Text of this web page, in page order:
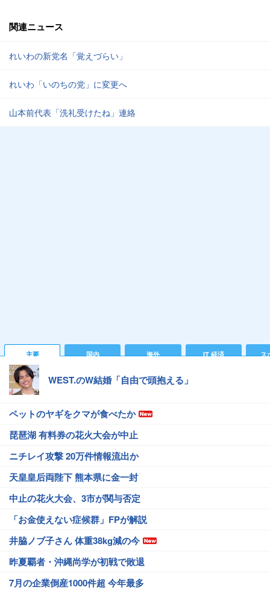
関連ニュース
れいわの新党名「覚えづらい」
れいわ「いのちの党」に変更へ
山本前代表「洗礼受けたね」連絡
主要 国内 海外 IT 経済 ス
WEST.のW結婚「自由で頭抱える」
ペットのヤギをクマが食べたか
琵琶湖 有料券の花火大会が中止
ニチレイ攻撃 20万件情報流出か
天皇皇后両陛下 熊本県に金一封
中止の花火大会、3市が関与否定
「お金使えない症候群」FPが解説
井脇ノブ子さん 体重38kg減の今
昨夏覇者・沖縄尚学が初戦で敗退
7月の企業倒産1000件超 今年最多